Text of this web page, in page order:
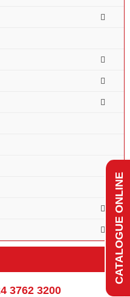
CATALOGUE ONLINE
3762 3200